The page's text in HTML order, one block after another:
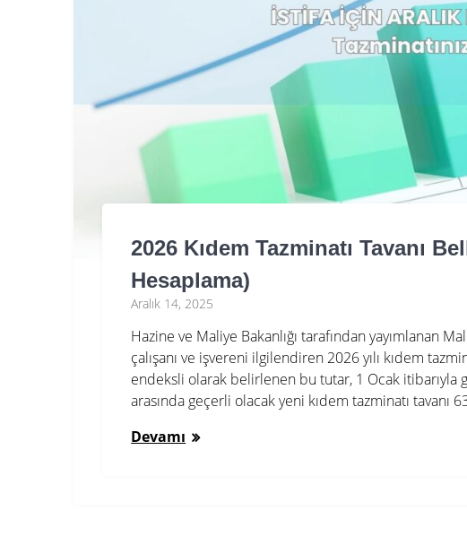
2026 Kıdem Tazminatı Tavanı
Hesaplama)
Aralık 14, 2025
Hazine ve Maliye Bakanlığı tarafından yayımlanan
çalışanı ve işvereni ilgilendiren 2026 yılı kıdem
endeksli olarak belirlenen bu tutar, 1 Ocak
arasında geçerli olacak yeni kıdem tazminatı tavanı
Devamı